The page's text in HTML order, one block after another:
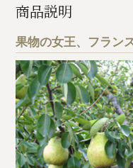
商品説明
果物の女王、フラン